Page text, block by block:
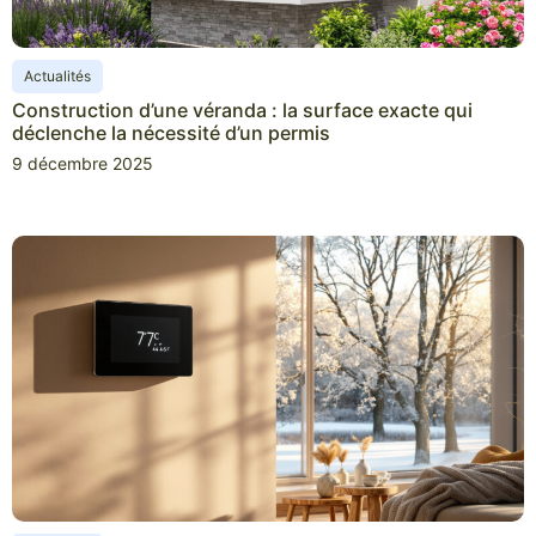
Actualités
Construction d’une véranda : la surface exacte qui
déclenche la nécessité d’un permis
9 décembre 2025